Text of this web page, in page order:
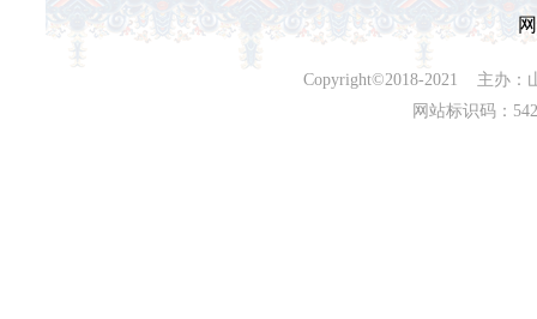
Copyright©2018-2021 主办：
网站标识码：